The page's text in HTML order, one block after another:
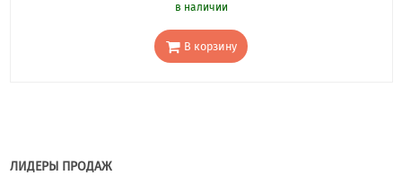
в наличии
В корзину
ЛИДЕРЫ ПРОДАЖ